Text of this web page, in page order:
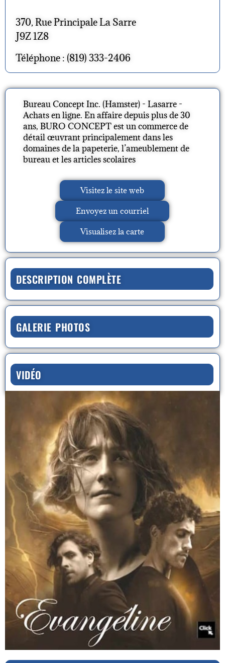
370, Rue Principale La Sarre
J9Z 1Z8
Téléphone : (819) 333-2406
Bureau Concept Inc. (Hamster) - Lasarre -
Achats en ligne. En affaire depuis plus de 30
ans, BURO CONCEPT est un commerce de
détail œuvrant principalement dans les
domaines de la papeterie, l’ameublement de
bureau et les articles scolaires
Visitez le site web
Envoyez un courriel
Visualisez la carte
DESCRIPTION COMPLÈTE
GALERIE PHOTOS
VIDÉO